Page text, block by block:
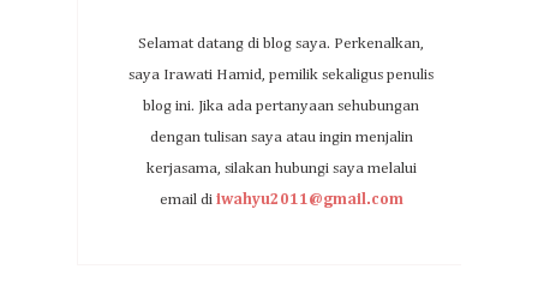
Selamat datang di blog saya. Perkenalkan,
saya Irawati Hamid, pemilik sekaligus penulis
blog ini. Jika ada pertanyaan sehubungan
dengan tulisan saya atau ingin menjalin
kerjasama, silakan hubungi saya melalui
email di iwahyu2011@gmail.com